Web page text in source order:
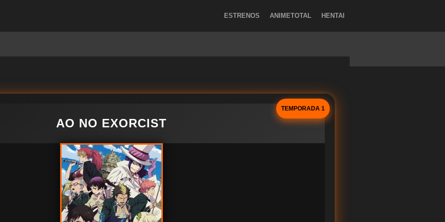
ESTRENOS ANIMETOTAL HENTAI
TEMPORADA 1
AO NO EXORCIST